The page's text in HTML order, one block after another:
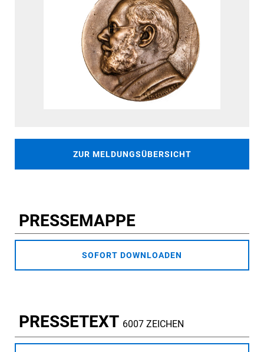
ZUR MELDUNGSÜBERSICHT
PRESSEMAPPE
SOFORT DOWNLOADEN
PRESSETEXT 6007 ZEICHEN